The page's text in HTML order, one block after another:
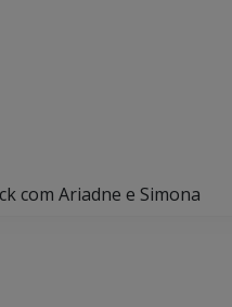
com Ariadne e Simona